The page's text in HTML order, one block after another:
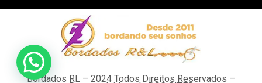
Bordados RL – 2024 Todos Direitos Reservados –